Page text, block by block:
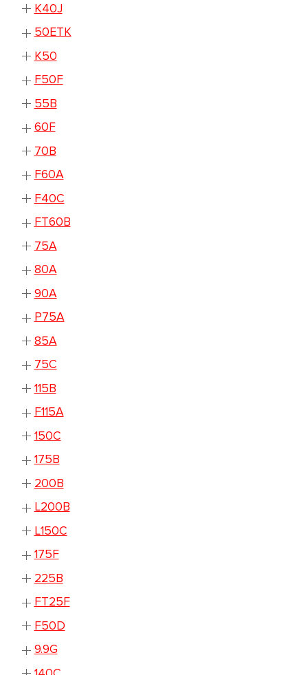
K40J
50ETK
K50
F50F
55B
60F
70B
F60A
F40C
FT60B
75A
80A
90A
P75A
85A
75C
115B
F115A
150C
175B
200B
L200B
L150C
175F
225B
FT25F
F50D
9.9G